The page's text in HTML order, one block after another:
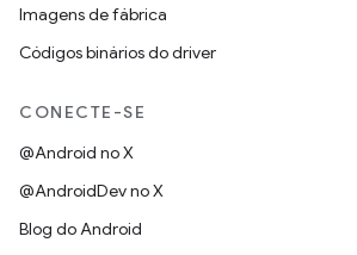
Imagens de fábrica
Códigos binários do driver
CONECTE-SE
@Android no X
@AndroidDev no X
Blog do Android